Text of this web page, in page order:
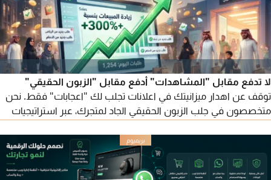
لا تدفع مقابل "المشاهدات" أدفع مقابل "الزبون الحقيقي"
توقف عن اهدار ميزانيتك في اعلانات تجلب لك "اعجابات" فقط. نحن
متخصصون في جلب الزبون الحقيقي الجاد لمتجرك، عبر استراتيجيات
استهداف جراحي نصل لعملائك بناء على سلوكهم الشرائي الفعلي
في مناطق المملكة. مبيعات ملموسة تر كيزنا الأول هو زيادة
"الطلبات المؤكدة" وخفض تكلفة العميل. لغة السوق محتوى تنبيه